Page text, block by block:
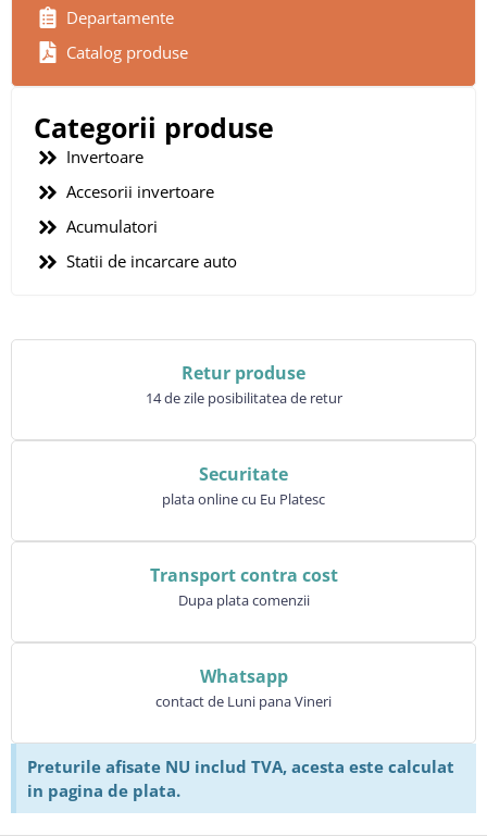
Departamente
Catalog produse
Categorii produse
Invertoare
Accesorii invertoare
Acumulatori
Statii de incarcare auto
Retur produse
14 de zile posibilitatea de retur
Securitate
plata online cu Eu Platesc
Transport contra cost
Dupa plata comenzii
Whatsapp
contact de Luni pana Vineri
Preturile afisate NU includ TVA, acesta este calculat
in pagina de plata.